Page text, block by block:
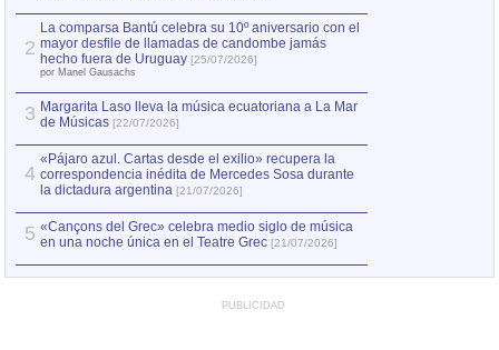
2
La comparsa Bantú celebra su 10º aniversario con el
mayor desfile de llamadas de candombe jamás
hecho fuera de Uruguay [25/07/2026]
por Manel Gausachs
3 Margarita Laso lleva la música ecuatoriana a La Mar
de Músicas [22/07/2026]
4
«Pájaro azul. Cartas desde el exilio» recupera la
correspondencia inédita de Mercedes Sosa durante
la dictadura argentina [21/07/2026]
5 «Cançons del Grec» celebra medio siglo de música
en una noche única en el Teatre Grec [21/07/2026]
PUBLICIDAD